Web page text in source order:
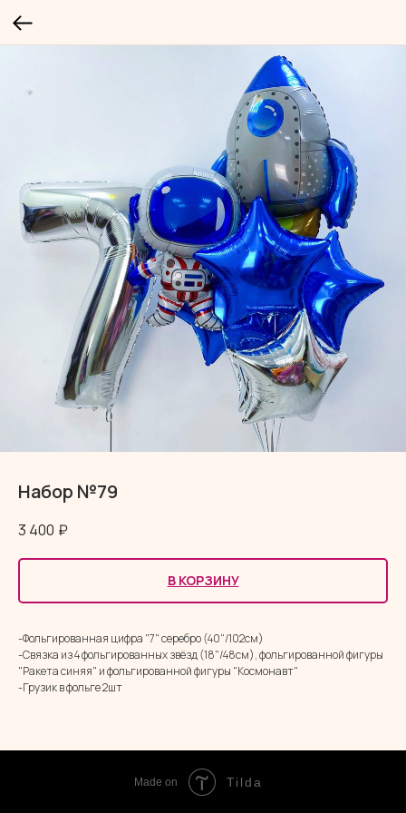
Набор №79
3 400 ₽
В КОРЗИНУ
-Фольгированная цифра "7" серебро (40"/102см)
-Связка из 4 фольгированных звёзд (18"/48см), фольгированной фигуры
"Ракета синяя" и фольгированной фигуры "Космонавт"
-Грузик в фольге 2шт
Made on Tilda